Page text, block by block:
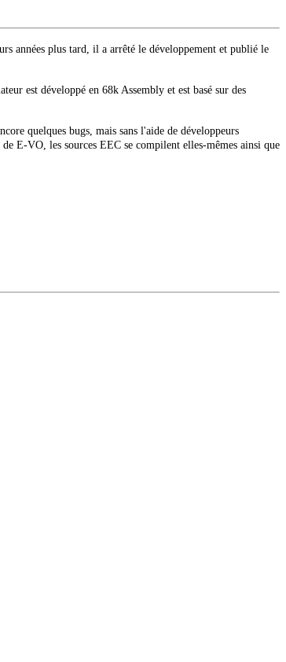
années plus tard, il a arrêté le développement et publié le
est développé en 68k Assembly et est basé sur des
quelques bugs, mais sans l'aide de développeurs
E-VO, les sources EEC se compilent elles-mêmes ainsi que